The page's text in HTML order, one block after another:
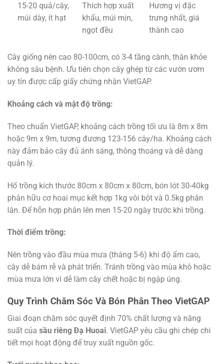
15-20 quả/cây,
múi dày, ít hạt
Thích hợp xuất
khẩu, múi mịn,
ngọt đều
Hương vị đặc
trưng nhất, giá
thành cao
Cây giống nên cao 80-100cm, có 3-4 tầng cành, thân khỏe
không sâu bệnh. Ưu tiên chọn cây ghép từ các vườn ươm
uy tín được cấp giấy chứng nhận VietGAP.
Khoảng cách và mật độ trồng:
Theo chuẩn VietGAP, khoảng cách trồng tối ưu là 8m x 8m
hoặc 9m x 9m, tương đương 123-156 cây/ha. Khoảng cách
này đảm bảo cây đủ ánh sáng, thông thoáng và dễ dàng
quản lý.
Hố trồng kích thước 80cm x 80cm x 80cm, bón lót 30-40kg
phân hữu cơ hoai mục kết hợp 1kg vôi bột và 0.5kg phân
lân. Để hỗn hợp phân lên men 15-20 ngày trước khi trồng.
Thời điểm trồng:
Nên trồng vào đầu mùa mưa (tháng 5-6) khi độ ẩm cao,
cây dễ bám rễ và phát triển. Tránh trồng vào mùa khô hoặc
mùa mưa lớn vì dễ làm cây chết hoặc bị ngập úng.
Quy Trình Chăm Sóc Và Bón Phân Theo VietGAP
Giai đoạn chăm sóc quyết định 70% chất lượng và năng
suất của sầu riêng Đạ Huoai. VietGAP yêu cầu ghi chép chi
tiết mọi hoạt động để truy xuất nguồn gốc.